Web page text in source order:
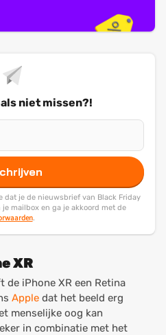
niet missen?!
dat je de nieuwsbrief van Black Friday
mailbox en ga je akkoord met de
.
XR
de iPhone XR een Retina
Apple dat het beeld erg
menselijke oog kan
in combinatie met het